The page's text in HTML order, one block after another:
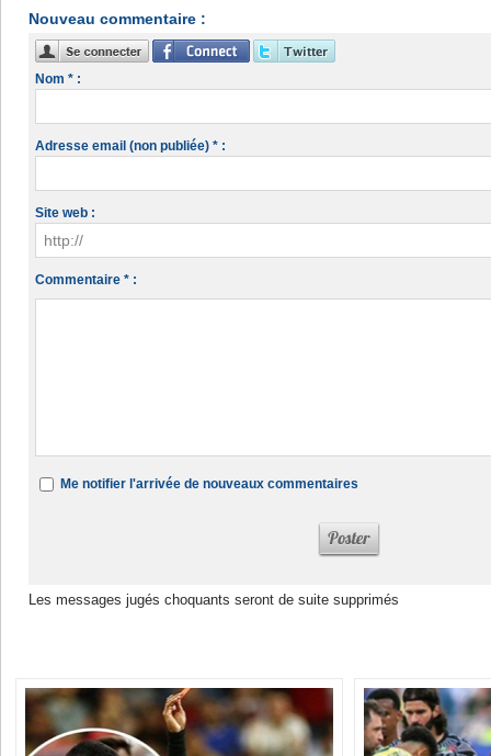
Nouveau commentaire :
Nom * :
Adresse email (non publiée) * :
Site web :
Commentaire * :
Me notifier l'arrivée de nouveaux commentaires
Les messages jugés choquants seront de suite supprimés